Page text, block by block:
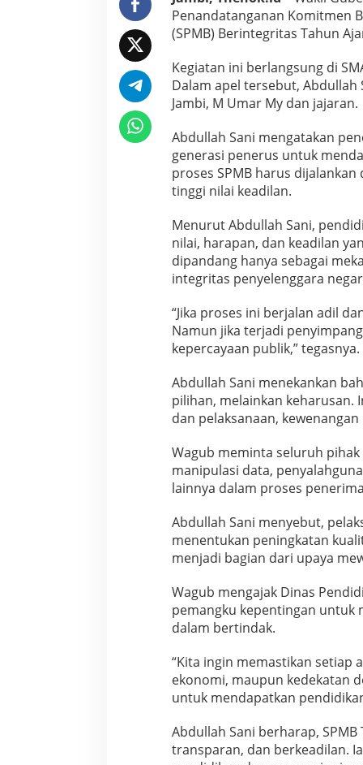
i
a
,
T
a
A
d
a
R
u
g
u
n
t
T
i
t
p
a
n
Penandatanganan Komitmen
(SPMB) Berintegritas Tahun
Kegiatan ini berlangsung di
Dalam apel tersebut, Abdullah
Jambi, M Umar My dan jajaran.
Abdullah Sani mengatakan
generasi penerus untuk
proses SPMB harus
tinggi nilai keadilan.
Menurut Abdullah Sani,
nilai, harapan, dan keadilan
dipandang hanya sebagai
integritas penyelenggara
“Jika proses ini berjalan adil
Namun jika terjadi
kepercayaan publik,” tegasnya.
Abdullah Sani menekankan
pilihan, melainkan
dan pelaksanaan,
Wagub meminta seluruh
manipulasi data,
lainnya dalam proses
Abdullah Sani menyebut,
menentukan peningkatan
menjadi bagian dari upaya
Wagub mengajak Dinas
pemangku kepentingan untuk
dalam bertindak.
“Kita ingin memastikan setiap
ekonomi, maupun kedekatan
untuk mendapatkan
Abdullah Sani berharap,
transparan, dan berkeadilan.